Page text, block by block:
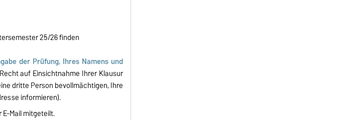
25/26 finden
der Prüfung, Ihres Namens und
auf Einsichtnahme Ihrer Klausur
dritte Person bevollmächtigen, Ihre
informieren).
Mail mitgeteilt.